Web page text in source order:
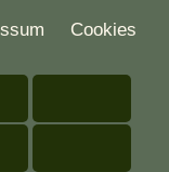
Cookies